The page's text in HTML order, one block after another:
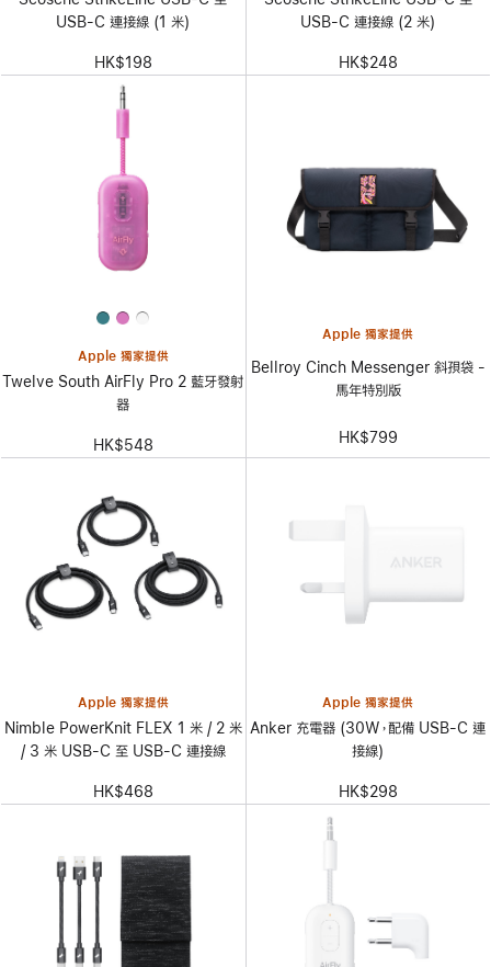
USB-C 連接線 (1 米)
HK$198
USB-C 連接線 (2 米)
HK$248
Apple 獨家提供
Twelve South AirFly Pro 2 藍牙發射
器
HK$548
Apple 獨家提供
Bellroy Cinch Messenger 斜孭袋 -
馬年特別版
HK$799
Apple 獨家提供
Nimble PowerKnit FLEX 1 米 / 2 米
/ 3 米 USB-C 至 USB-C 連接線
HK$468
Apple 獨家提供
Anker 充電器 (30W，配備 USB-C 連
接線)
HK$298